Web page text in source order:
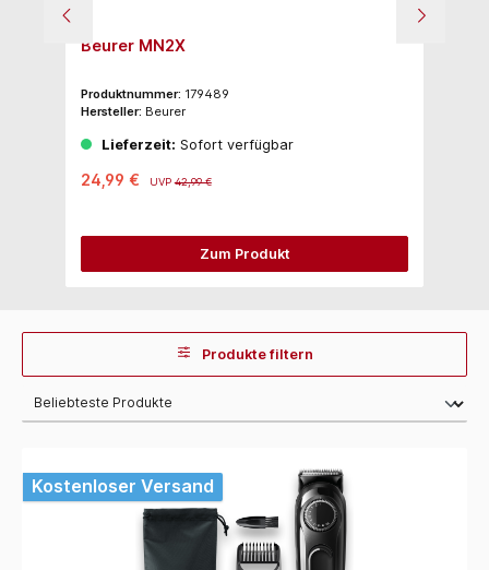
Beurer MN2X
Produktnummer: 179489
Hersteller: Beurer
Lieferzeit: Sofort verfügbar
24,99 € UVP42,99 €
Zum Produkt
Produkte filtern
Kostenloser Versand